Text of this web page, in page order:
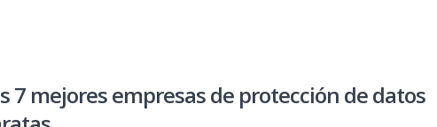
7 mejores empresas de protección de datos